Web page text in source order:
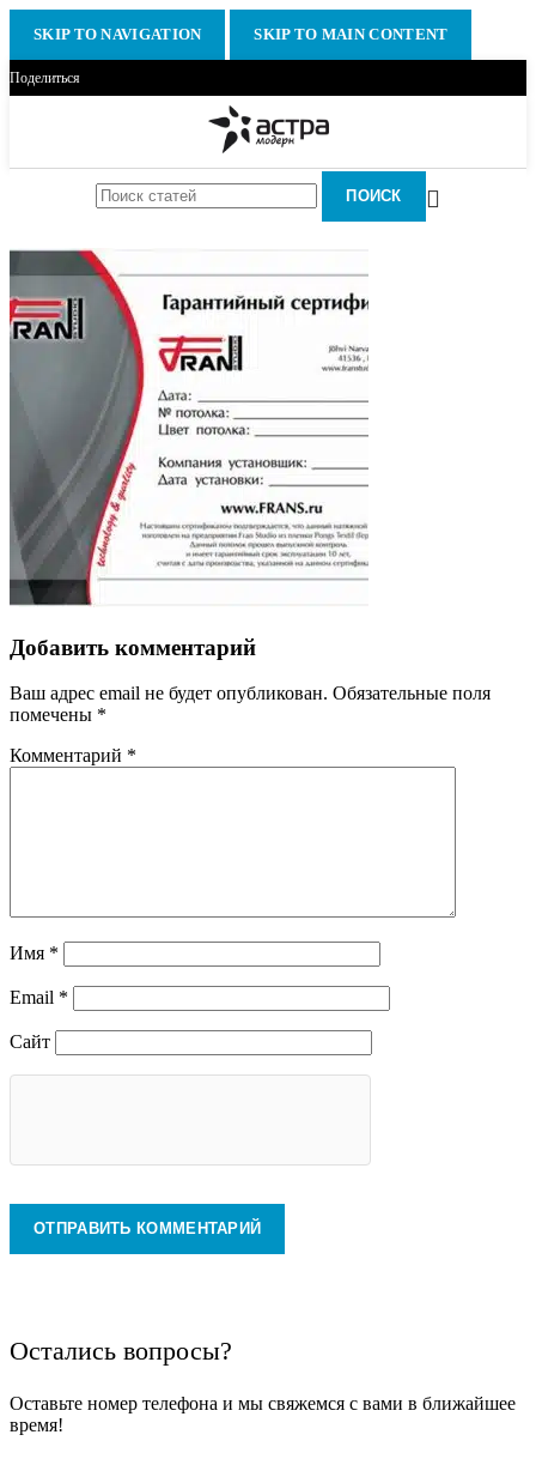
SKIP TO NAVIGATION SKIP TO MAIN CONTENT
Поделиться
ПОИСК
Добавить комментарий
Ваш адрес email не будет опубликован. Обязательные поля
помечены *
Комментарий *
Имя *
Email *
Сайт
Остались вопросы?
Оставьте номер телефона и мы свяжемся с вами в ближайшее
время!